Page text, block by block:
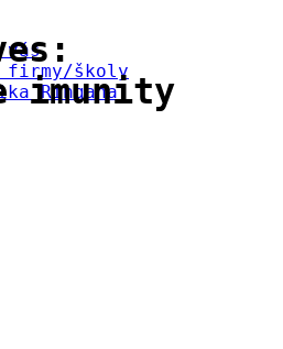
vás
firmy/školy
Ringana
imunity